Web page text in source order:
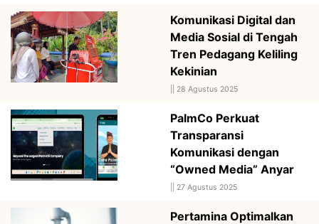
Komunikasi Digital dan
Media Sosial di Tengah
Tren Pedagang Keliling
Kekinian
28 Agustus 2025
PalmCo Perkuat
Transparansi
Komunikasi dengan
“Owned Media” Anyar
27 Agustus 2025
Pertamina Optimalkan